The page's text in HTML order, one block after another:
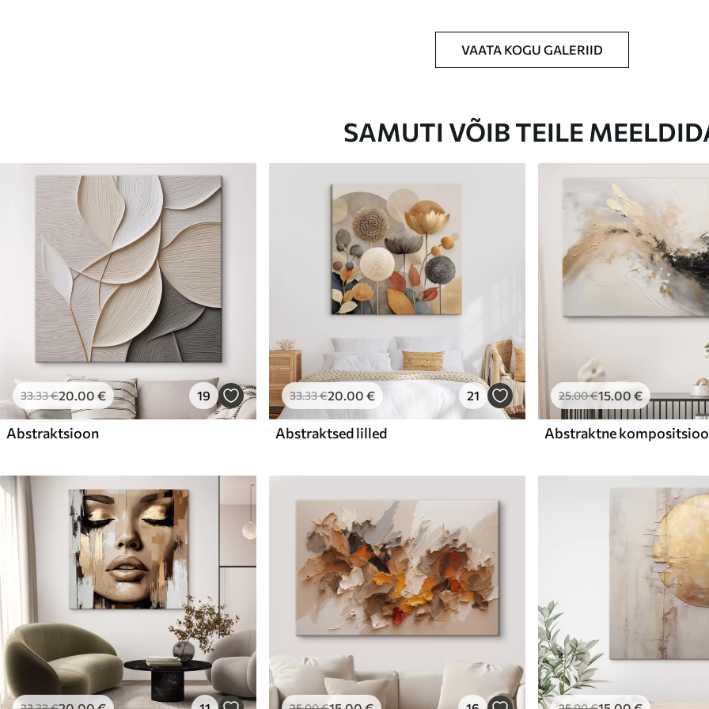
VAATA KOGU GALERIID
SAMUTI VÕIB TEILE
33.33€20.00 € 19
Abstraktsioon
33.33€20.00 € 21
Abstraktsed lilled
25.00€15.00 €